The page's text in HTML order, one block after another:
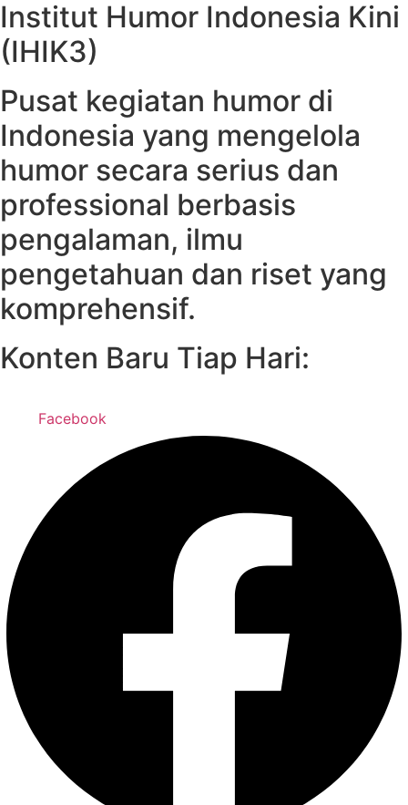
Institut Humor Indonesia Kini
(IHIK3)
Pusat kegiatan humor di
Indonesia yang mengelola
humor secara serius dan
professional berbasis
pengalaman, ilmu
pengetahuan dan riset yang
komprehensif.
Konten Baru Tiap Hari:
Facebook